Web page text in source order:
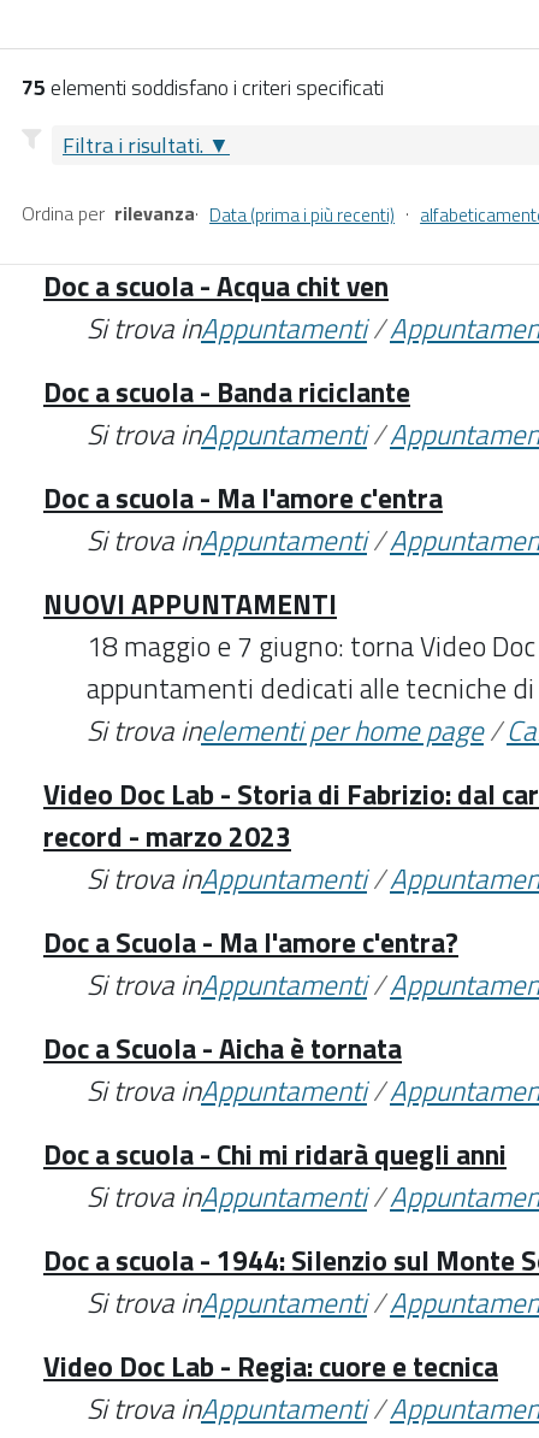
75elementi soddisfano i criteri specificati
Filtra i risultati.
Ordina per rilevanza· Data (prima i più recenti) ·
Doc a scuola - Acqua chit ven
Si trova inAppuntamenti/
Doc a scuola - Banda riciclante
Si trova inAppuntamenti/
Doc a scuola - Ma l'amore c'entra
Si trova inAppuntamenti/
NUOVI APPUNTAMENTI
18 maggio e 7 giugno: torna Video
appuntamenti dedicati alle tecniche di
Si trova inelementi per home page/
Video Doc Lab - Storia di Fabrizio: dal
record - marzo 2023
Si trova inAppuntamenti/
Doc a Scuola - Ma l'amore c'entra?
Si trova inAppuntamenti/
Doc a Scuola - Aicha è tornata
Si trova inAppuntamenti/
Doc a scuola - Chi mi ridarà quegli anni
Si trova inAppuntamenti/
Doc a scuola - 1944: Silenzio sul Monte
Si trova inAppuntamenti/
Video Doc Lab - Regia: cuore e tecnica
Si trova inAppuntamenti/